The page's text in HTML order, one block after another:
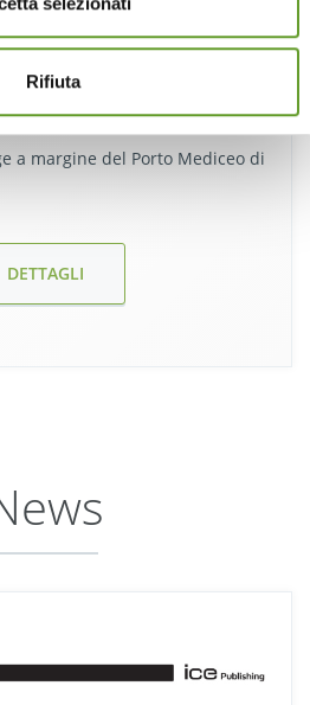
Rifiuta
a margine del Porto Mediceo di
DETTAGLI